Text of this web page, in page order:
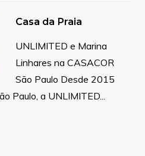
Casa da Praia
UNLIMITED e Marina
Linhares na CASACOR
São Paulo Desde 2015
Paulo, a UNLIMITED...